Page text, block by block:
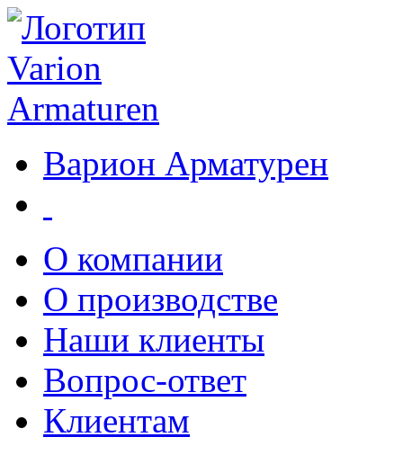
Варион Арматурен
О компании
О производстве
Наши клиенты
Вопрос-ответ
Клиентам